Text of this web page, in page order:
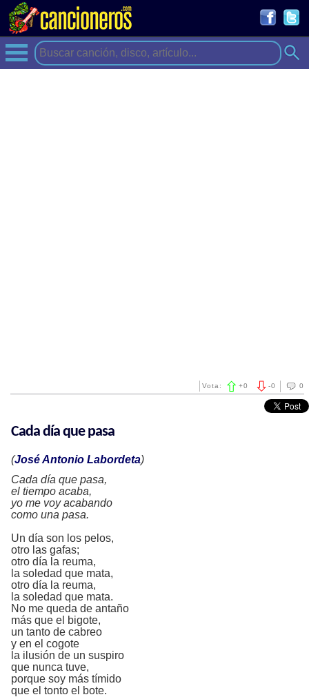
0
-0
Vota: +0
Cada día que pasa
(José Antonio Labordeta)
Cada día que pasa,
el tiempo acaba,
yo me voy acabando
como una pasa.
Un día son los pelos,
otro las gafas;
otro día la reuma,
la soledad que mata,
otro día la reuma,
la soledad que mata.
No me queda de antaño
más que el bigote,
un tanto de cabreo
y en el cogote
la ilusión de un suspiro
que nunca tuve,
porque soy más tímido
que el tonto el bote.